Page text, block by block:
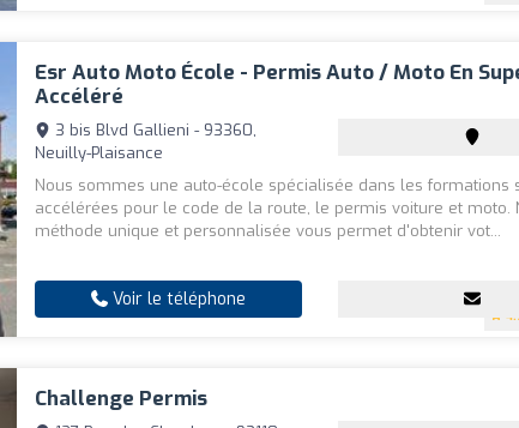
Esr Auto Moto École - Permis Auto / Moto En
Accéléré
3 bis Blvd Gallieni - 93360,
Neuilly-Plaisance
Nous sommes une auto-école spécialisée dans les formations
accélérées pour le code de la route, le permis voiture et moto.
méthode unique et personnalisée vous permet d'obtenir vot...
Voir le téléphone
Challenge Permis